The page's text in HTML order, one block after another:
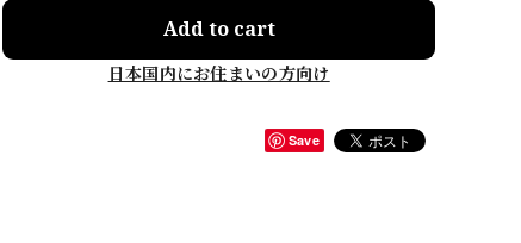
Add to cart
日本国内にお住まいの方向け
Save